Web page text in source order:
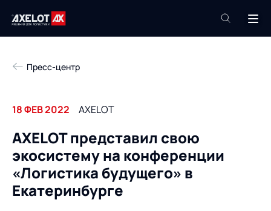
Техподдержка
Компания
Продукты
Роботизация
Услуги
Пресс-центр
Пресс-центр
18 ФЕВ 2022 AXELOT
AXELOT представил свою
экосистему на конференции
«Логистика будущего» в
Екатеринбурге